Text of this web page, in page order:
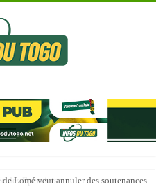
Lomé veut annuler des soutenances